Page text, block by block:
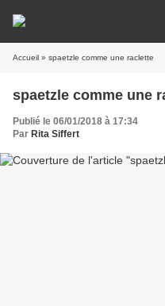
Accueil » spaetzle comme une raclette
spaetzle comme une
Publié le 06/01/2018 à 17:34
Par Rita Siffert